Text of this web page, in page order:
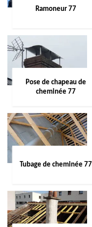
Ramoneur 77
Pose de chapeau de
cheminée 77
Tubage de cheminée 77